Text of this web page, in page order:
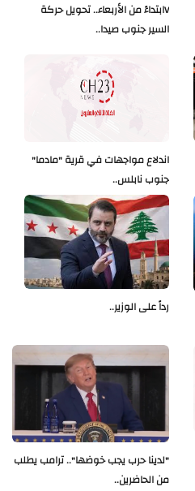
Vابتداءً من الأربعاء.. تحويل حركة
السير جنوب صيدا..
اندلاع مواجهات في قرية "مادما"
جنوب نابلس..
رداً على الوزير..
"لدينا حرب يجب خوضها".. ترامب يطلب
من الحاضرين..